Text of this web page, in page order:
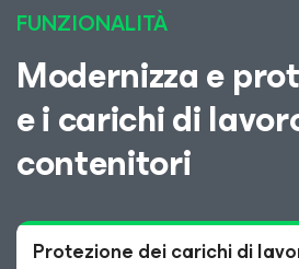
FUNZIONALITÀ
Modernizza e
e i carichi di
contenitori
Protezione dei carichi di